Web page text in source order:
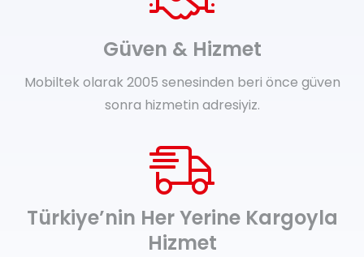
Güven & Hizmet
Mobiltek olarak 2005 senesinden beri önce güven
sonra hizmetin adresiyiz.
Türkiye’nin Her Yerine Kargoyla
Hizmet